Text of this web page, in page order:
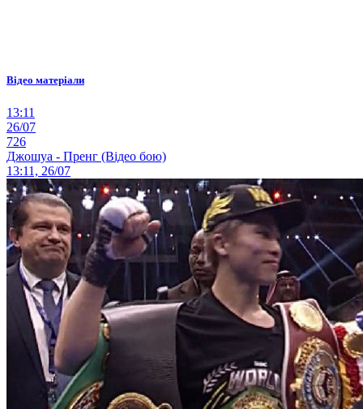
Відео матеріали
13:11
26/07
726
Джошуа - Пренг (Відео бою)
13:11, 26/07